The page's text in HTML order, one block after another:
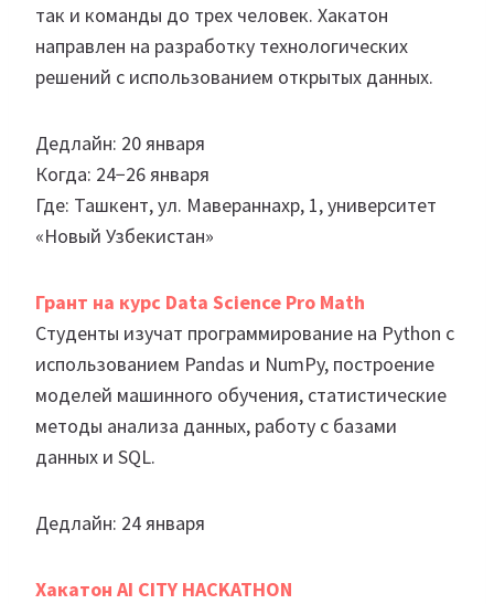
так и команды до трех человек. Хакатон
направлен на разработку технологических
решений с использованием открытых данных.
Дедлайн: 20 января
Когда: 24−26 января
Где: Ташкент, ул. Мавераннахр, 1, университет
«Новый Узбекистан»
Грант на курс Data Science Pro Math
Студенты изучат программирование на Python с
использованием Pandas и NumPy, построение
моделей машинного обучения, статистические
методы анализа данных, работу с базами
данных и SQL.
Дедлайн: 24 января
Хакатон AI CITY HACKATHON